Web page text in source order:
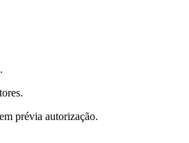
prévia autorização.